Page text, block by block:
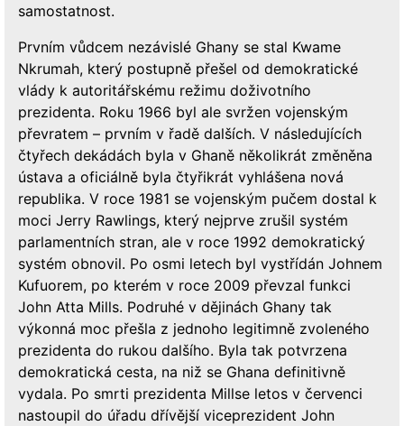
samostatnost.
Prvním vůdcem nezávislé Ghany se stal Kwame
Nkrumah, který postupně přešel od demokratické
vlády k autoritářskému režimu doživotního
prezidenta. Roku 1966 byl ale svržen vojenským
převratem – prvním v řadě dalších. V následujících
čtyřech dekádách byla v Ghaně několikrát změněna
ústava a oficiálně byla čtyřikrát vyhlášena nová
republika. V roce 1981 se vojenským pučem dostal k
moci Jerry Rawlings, který nejprve zrušil systém
parlamentních stran, ale v roce 1992 demokratický
systém obnovil. Po osmi letech byl vystřídán Johnem
Kufuorem, po kterém v roce 2009 převzal funkci
John Atta Mills. Podruhé v dějinách Ghany tak
výkonná moc přešla z jednoho legitimně zvoleného
prezidenta do rukou dalšího. Byla tak potvrzena
demokratická cesta, na niž se Ghana definitivně
vydala. Po smrti prezidenta Millse letos v červenci
nastoupil do úřadu dřívější viceprezident John